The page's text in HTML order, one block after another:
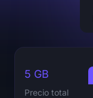
5 GB
Precio total